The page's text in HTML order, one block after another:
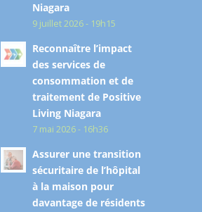
Niagara
9 juillet 2026 - 19h15
Reconnaître l’impact
des services de
consommation et de
traitement de Positive
Living Niagara
7 mai 2026 - 16h36
Assurer une transition
sécuritaire de l’hôpital
à la maison pour
davantage de résidents